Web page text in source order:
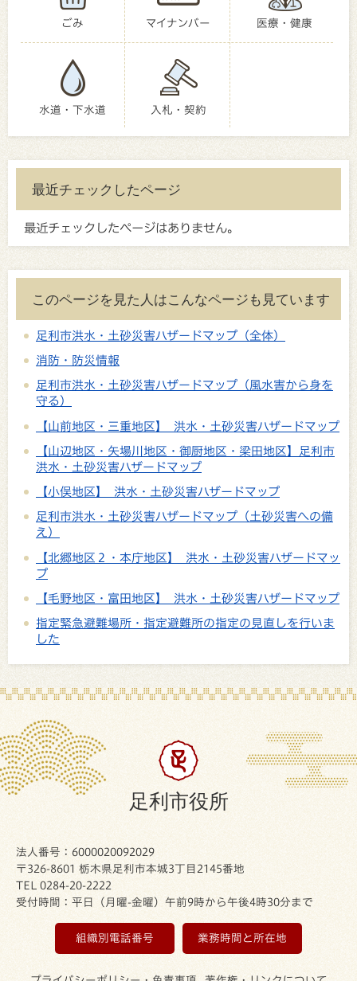
ごみ マイナンバー 医療・健康
水道・下水道 入札・契約
最近チェックしたページ
最近チェックしたページはありません。
このページを見た人はこんなページも見ています
足利市洪水・土砂災害ハザードマップ（全体）
消防・防災情報
足利市洪水・土砂災害ハザードマップ（風水害から身を
守る）
【山前地区・三重地区】 洪水・土砂災害ハザードマップ
【山辺地区・矢場川地区・御厨地区・梁田地区】足利市
洪水・土砂災害ハザードマップ
【小俣地区】 洪水・土砂災害ハザードマップ
足利市洪水・土砂災害ハザードマップ（土砂災害への備
え）
【北郷地区２・本庁地区】 洪水・土砂災害ハザードマッ
プ
【毛野地区・富田地区】 洪水・土砂災害ハザードマップ
指定緊急避難場所・指定避難所の指定の見直しを行いま
した
足利市役所
法人番号：6000020092029
〒326-8601 栃木県足利市本城3丁目2145番地
TEL 0284-20-2222
受付時間：平日（月曜-金曜）午前9時から午後4時30分まで
組織別電話番号 業務時間と所在地